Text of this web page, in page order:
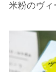
米粉のヴ